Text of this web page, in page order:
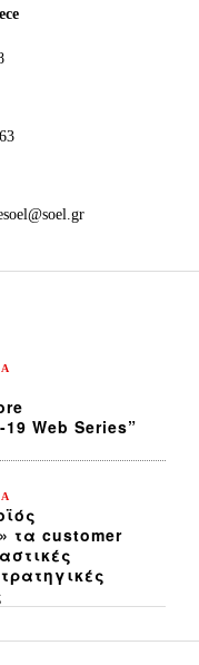
Web Series”
τα customer